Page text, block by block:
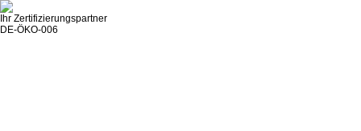
Ihr Zertifizierungspartner
DE-ÖKO-006